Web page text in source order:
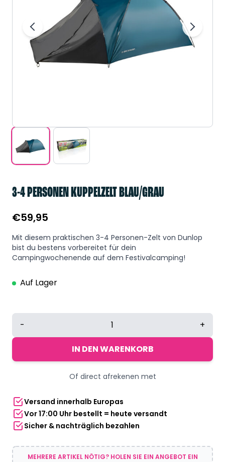
3-4 PERSONEN KUPPELZELT BLAU/GRAU
€59,95
Mit diesem praktischen 3-4 Personen-Zelt von Dunlop
bist du bestens vorbereitet für dein
Campingwochenende auf dem Festivalcamping!
Auf Lager
3-
Personen
- +
IN DEN WARENKORB
Of direct afrekenen met
Versand innerhalb Europas
Vor 17:00 Uhr bestellt = heute versandt
Sicher & nachträglich bezahlen
MEHRERE ARTIKEL NÖTIG? HOLEN SIE EIN ANGEBOT EIN